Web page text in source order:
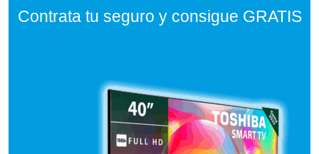
Contrata tu seguro y consigue GRATIS